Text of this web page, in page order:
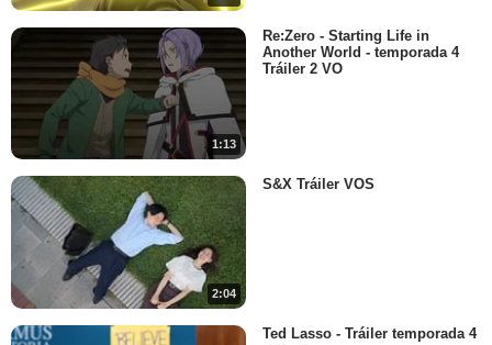
1:13
Re:Zero - Starting Life in
Another World - temporada 4
Tráiler 2 VO
2:04
S&X Tráiler VOS
Ted Lasso - Tráiler temporada 4